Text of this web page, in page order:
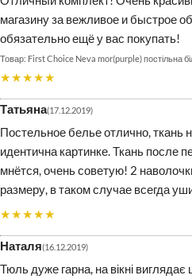
магазину за вежливое и быстрое
обязательно ещё у вас покупать!
First Choice Neva mor(purple) постільна
★★★★★
Татьяна 17.12.2019
Постельное белье отлично, ткань
идентична картинке. Ткань после
мнётся, очень советую! 2
размеру, в таком случае всегда
★★★★★
Наталя 16.12.2019
Тюль дуже гарна, на вікні